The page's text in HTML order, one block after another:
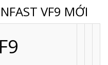
VF9 MỚI